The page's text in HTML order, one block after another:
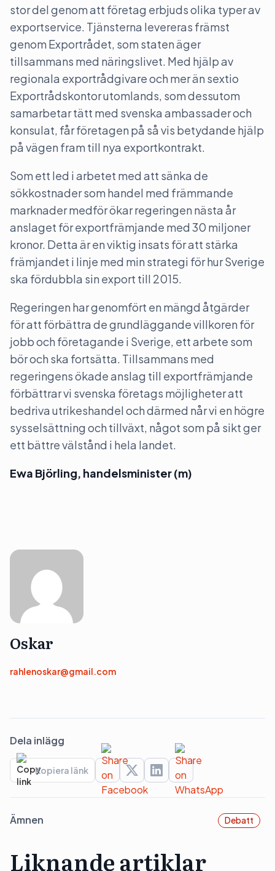
stor del genom att företag erbjuds olika typer av
exportservice. Tjänsterna levereras främst
genom Exportrådet, som staten äger
tillsammans med näringslivet. Med hjälp av
regionala exportrådgivare och mer än sextio
Exportrådskontor utomlands, som dessutom
samarbetar tätt med svenska ambassader och
konsulat, får företagen på så vis betydande hjälp
på vägen fram till nya exportkontrakt.
Som ett led i arbetet med att sänka de
sökkostnader som handel med främmande
marknader medför ökar regeringen nästa år
anslaget för exportfrämjande med 30 miljoner
kronor. Detta är en viktig insats för att stärka
främjandet i linje med min strategi för hur Sverige
ska fördubbla sin export till 2015.
Regeringen har genomfört en mängd åtgärder
för att förbättra de grundläggande villkoren för
jobb och företagande i Sverige, ett arbete som
bör och ska fortsätta. Tillsammans med
regeringens ökade anslag till exportfrämjande
förbättrar vi svenska företags möjligheter att
bedriva utrikeshandel och därmed når vi en högre
sysselsättning och tillväxt, något som på sikt ger
ett bättre välstånd i hela landet.
Ewa Björling, handelsminister (m)
Oskar
rahlenoskar@gmail.com
Dela inlägg
Kopiera länk
Ämnen Debatt
Liknande artiklar